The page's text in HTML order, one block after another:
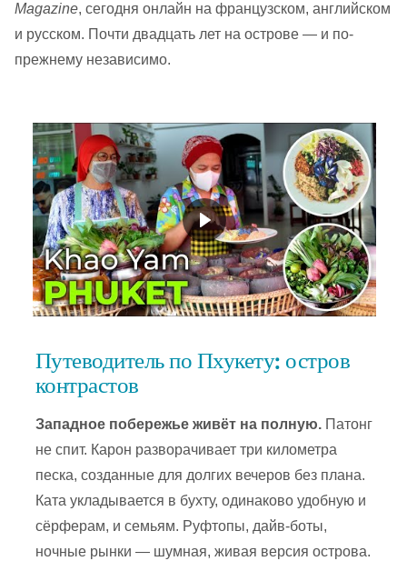
Magazine, сегодня онлайн на французском, английском
и русском. Почти двадцать лет на острове — и по-
прежнему независимо.
Путеводитель по Пхукету: остров
контрастов
Западное побережье живёт на полную.Патонг
не спит. Карон разворачивает три километра
песка, созданные для долгих вечеров без плана.
Ката укладывается в бухту, одинаково удобную и
сёрферам, и семьям. Руфтопы, дайв-боты,
ночные рынки — шумная, живая версия острова.